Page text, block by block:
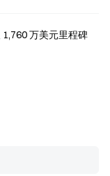
1,760 万美元里程碑